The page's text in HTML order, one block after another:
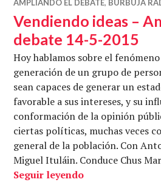
AMPLIANDO EL DEBATE, BURBUJA
Vendiendo ideas –
debate 14-5-2015
Hoy hablamos sobre el
generación de un grupo de
sean capaces de generar un
favorable a sus intereses, y su
conformación de la opinión
ciertas políticas, muchas veces
general de la población. Con
Miguel Ituláin. Conduce Chus
Seguir leyendoVendiendo